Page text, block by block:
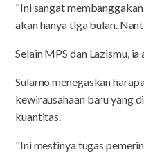
"Ini sangat
akan hanya tiga bulan.
Selain MPS dan Lazismu,
Sularno menegaskan
kewirausahaan baru yang
kuantitas.
"Ini mestinya tugas